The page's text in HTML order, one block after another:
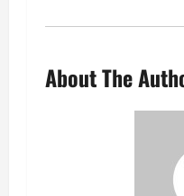
About The